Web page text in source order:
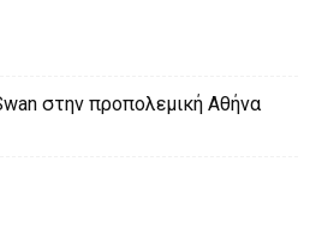
στην προπολεμική Αθήνα